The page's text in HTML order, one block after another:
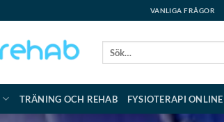
VANLIGA FRÅGOR
TRÄNING OCH REHAB FYSIOTERAPI ONLINE